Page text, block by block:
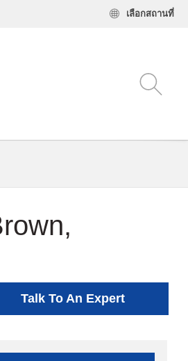
เลือกสถานที่
Talk To An Expert